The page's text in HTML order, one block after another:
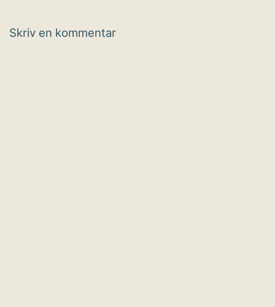
Skriv en kommentar